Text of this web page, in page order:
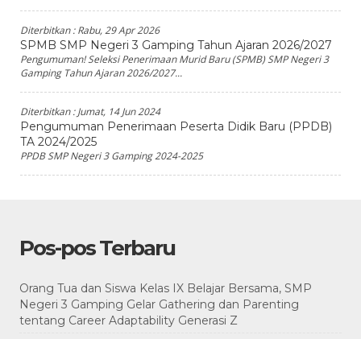
Diterbitkan :Rabu, 29 Apr 2026
SPMB SMP Negeri 3 Gamping Tahun Ajaran 2026/2027
Pengumuman! Seleksi Penerimaan Murid Baru (SPMB) SMP Negeri 3
Gamping Tahun Ajaran 2026/2027...
Diterbitkan :Jumat, 14 Jun 2024
Pengumuman Penerimaan Peserta Didik Baru (PPDB)
TA 2024/2025
PPDB SMP Negeri 3 Gamping 2024-2025
Pos-pos Terbaru
Orang Tua dan Siswa Kelas IX Belajar Bersama, SMP
Negeri 3 Gamping Gelar Gathering dan Parenting
tentang Career Adaptability Generasi Z